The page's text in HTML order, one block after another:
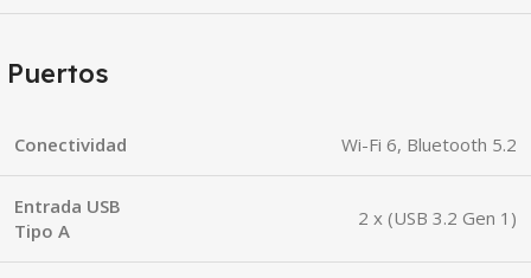
Puertos
Conectividad Wi-Fi 6, Bluetooth 5.2
Entrada USB
Tipo A
2 x (USB 3.2 Gen 1)